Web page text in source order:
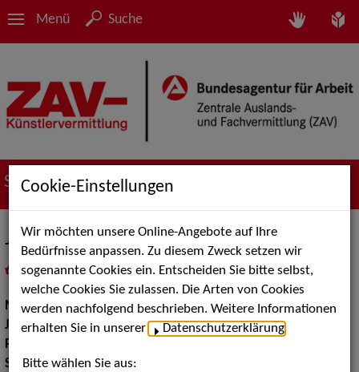
Menü Suche
Suche nach Künstler*innen
Josepha Wawaa
als PDF speichern
inMeine Merklistelegen
Musik:Pop, Rock & Tanzmusik, Jazz
Jazz:Modern Jazz
Pop Rock Tanzmusik:
Show:Musik Shows
Cookie-Einstellungen
Wir möchten unsere Online-Angebote auf Ihre
Bedürfnisse anpassen. Zu diesem Zweck setzen wir
sogenannte Cookies ein. Entscheiden Sie bitte selbst,
welche Cookies Sie zulassen. Die Arten von Cookies
werden nachfolgend beschrieben. Weitere Informationen
erhalten Sie in unserer
Datenschutzerklärung
Bitte wählen Sie aus: